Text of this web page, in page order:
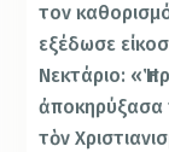
τον
εξέδωσε
Νεκτάριο: «Ἡ
ἀποκηρύξασα
τὸν